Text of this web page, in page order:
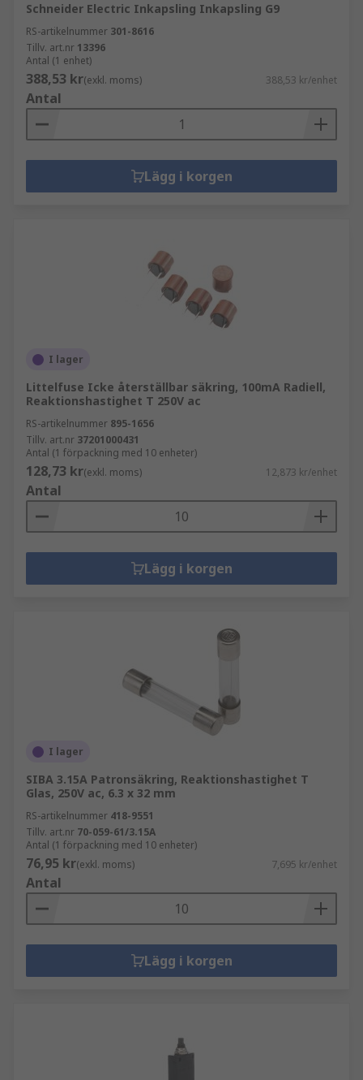
Schneider Electric Inkapsling Inkapsling G9
RS-artikelnummer 301-8616
Tillv. art.nr 13396
Antal (1 enhet)
388,53 kr(exkl. moms) 388,53 kr/enhet
Antal
Lägg i korgen
I lager
Littelfuse Icke återställbar säkring, 100mA Radiell,
Reaktionshastighet T 250V ac
RS-artikelnummer 895-1656
Tillv. art.nr 37201000431
Antal (1 förpackning med 10 enheter)
128,73 kr(exkl. moms) 12,873 kr/enhet
Antal
Lägg i korgen
I lager
SIBA 3.15A Patronsäkring, Reaktionshastighet T
Glas, 250V ac, 6.3 x 32 mm
RS-artikelnummer 418-9551
Tillv. art.nr 70-059-61/3.15A
Antal (1 förpackning med 10 enheter)
76,95 kr(exkl. moms) 7,695 kr/enhet
Antal
Lägg i korgen